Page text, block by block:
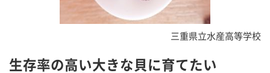
三重県立水産高等学校
生存率の高い大きな貝に育てたい